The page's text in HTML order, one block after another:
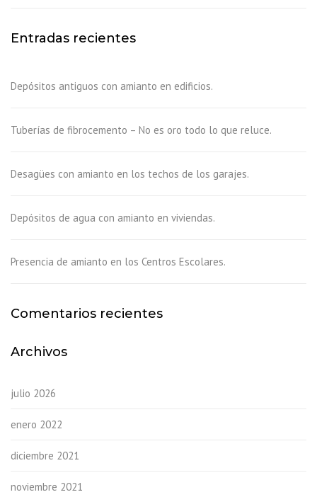
Entradas recientes
Depósitos antiguos con amianto en edificios.
Tuberías de fibrocemento – No es oro todo lo que reluce.
Desagües con amianto en los techos de los garajes.
Depósitos de agua con amianto en viviendas.
Presencia de amianto en los Centros Escolares.
Comentarios recientes
Archivos
julio 2026
enero 2022
diciembre 2021
noviembre 2021